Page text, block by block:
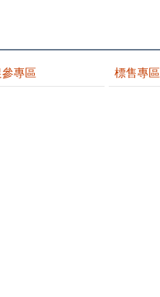
專區 標售專區